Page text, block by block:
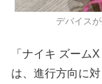
デバイス
「ナイキ ズーム
は、進行方向に